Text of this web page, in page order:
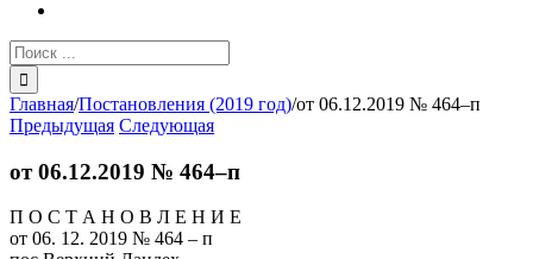
Результат
поиска:
Главная/Постановления (2019 год)/от 06.12.2019 № 464–п
Предыдущая Следующая
от 06.12.2019 № 464–п
П О С Т А Н О В Л Е Н И Е
от 06. 12. 2019 № 464 – п